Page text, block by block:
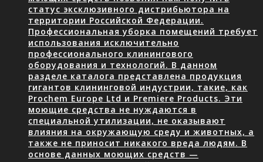
статус эксклюзивного дистрибьютора на
территории Российской Федерации.
Профессиональная уборка помещений требует
использования исключительно
профессионального клинингового
оборудования и технологий. В данном
разделе каталога представлена продукция
гигантов клининговой индустрии, такие, как
Prochem Europe Ltd и Premiere Products. Эти
моющие средства не нуждаются в
специальной утилизации, не оказывают
влияния на окружающую среду и животных, а
также не приносит никакого вреда людям. В
основе данных моющих средств —